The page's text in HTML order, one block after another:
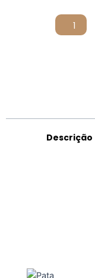
de
Descrição